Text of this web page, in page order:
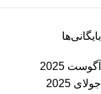
بایگانی‌ها
آگوست 2025
جولای 2025